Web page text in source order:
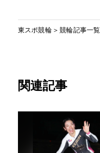
東スポ競輪 競輪記事一覧
関連記事